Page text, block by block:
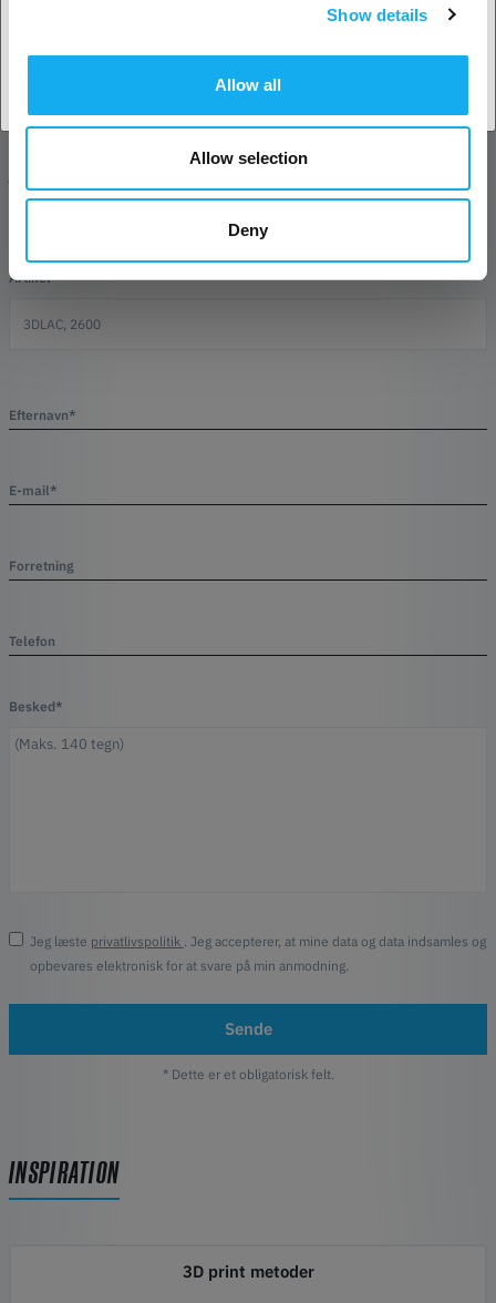
Show details
Allow all
Allow selection
Deny
SPØRGSMÅL OM ARTIKLEN?
Artikel
Efternavn*
E-mail*
Forretning
Telefon
Besked*
Jeg læste privatlivspolitik
. Jeg accepterer, at mine data og data indsamles og
opbevares elektronisk for at svare på min anmodning.
Sende
* Dette er et obligatorisk felt.
INSPIRATION
3D print metoder